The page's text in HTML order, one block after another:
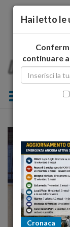
Toggle
Hai letto le
continuare
Cronaca